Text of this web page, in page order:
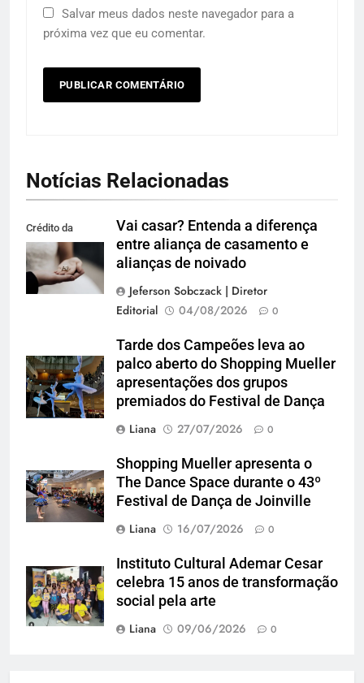
Salvar meus dados neste navegador para a
próxima vez que eu comentar.
Notícias Relacionadas
Crédito da
imagem: Pexels
Vai casar? Entenda a diferença
entre aliança de casamento e
alianças de noivado
Jeferson Sobczack | Diretor
Editorial
04/08/2026 0
Tarde dos Campeões leva ao
palco aberto do Shopping Mueller
apresentações dos grupos
premiados do Festival de Dança
Liana
27/07/2026 0
Shopping Mueller apresenta o
The Dance Space durante o 43º
Festival de Dança de Joinville
Liana
16/07/2026 0
Instituto Cultural Ademar Cesar
celebra 15 anos de transformação
social pela arte
Liana
09/06/2026 0